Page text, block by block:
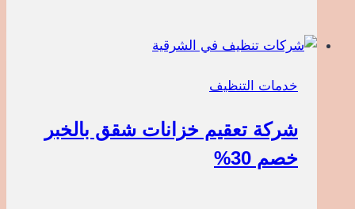
خدمات التنظيف
شركة تعقيم خزانات شقق بالخبر
خصم 30%